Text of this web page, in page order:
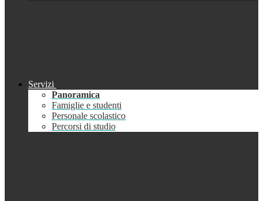
Servizi
Panoramica
Famiglie e studenti
Personale scolastico
Percorsi di studio